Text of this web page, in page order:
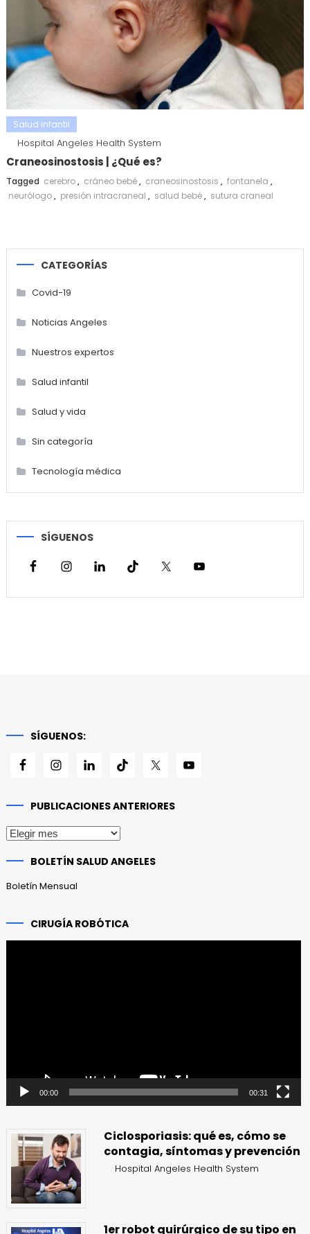
Salud infantil
Hospital Angeles Health System
Craneosinostosis | ¿Qué es?
Tagged cerebro, cráneo bebé, craneosinostosis , fontanela ,
neurólogo, presión intracraneal , salud bebé, sutura craneal
CATEGORÍAS
Covid-19
Noticias Angeles
Nuestros expertos
Salud infantil
Salud y vida
Sin categoría
Tecnología médica
SÍGUENOS
SÍGUENOS:
PUBLICACIONES ANTERIORES
Publicaciones
BOLETÍN SALUD ANGELES
Boletín Mensual
CIRUGÍA ROBÓTICA
00:00 00:31
Ciclosporiasis: qué es, cómo se
contagia, síntomas y prevención
Hospital Angeles Health System
1er robot quirúrgico de su tipo en